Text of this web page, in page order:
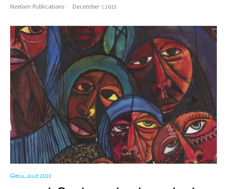
Neelam Publications · December 7, 2023
செப்டம்பர் 2022